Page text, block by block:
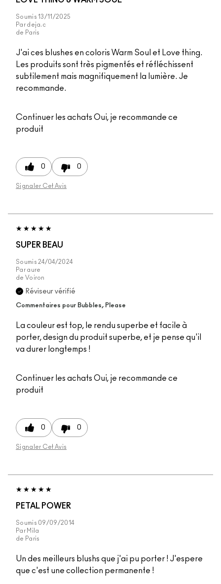
Soumis13/11/2025
Par deja.c
de Paris
J'ai ces blushes en coloris Warm Soul et Love thing.
Les produits sont très pigmentés et réfléchissent
subtilement mais magnifiquement la lumière. Je
recommande.
Continuer les achats Oui, je recommande ce
produit
0 0
Signaler Cet Avis
SUPER BEAU
Soumis 24/04/2024
Par aure
de Voiron
Réviseur vérifié
Commentaires pour Bubbles, Please
La couleur est top, le rendu superbe et facile à
porter, design du produit superbe, et je pense qu'il
va durer longtemps !
Continuer les achats Oui, je recommande ce
produit
0 0
Signaler Cet Avis
PETAL POWER
Soumis 09/09/2014
Par Mila
de Paris
Un des meilleurs blushs que j'ai pu porter ! J'espere
que c'est une collection permanente !